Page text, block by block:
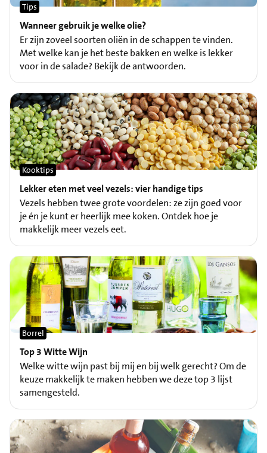
Wanneer gebruik je welke olie?
Tips
Er zijn zoveel soorten oliën in de schappen te vinden.
Met welke kan je het beste bakken en welke is lekker
voor in de salade? Bekijk de antwoorden.
Lekker eten met veel vezels: vier handige tips
Kooktips
Vezels hebben twee grote voordelen: ze zijn goed voor
je én je kunt er heerlijk mee koken. Ontdek hoe je
makkelijk meer vezels eet.
Top 3 Witte Wijn
Borrel
Welke witte wijn past bij mij en bij welk gerecht? Om de
keuze makkelijk te maken hebben we deze top 3 lijst
samengesteld.